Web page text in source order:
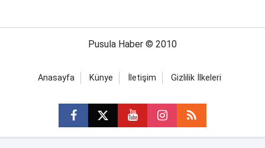
Pusula Haber © 2010
Anasayfa Künye İletişim Gizlilik İlkeleri